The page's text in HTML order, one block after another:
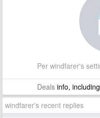
Per windfarer's
Dealsinfo,
windfarer's recent replies